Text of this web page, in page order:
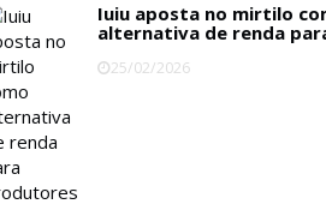
Iuiu aposta no mirtilo
alternativa de renda
25/02/2026